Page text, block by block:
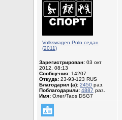
Volkswagen Polo седан
(2011)
Зарегистрирован: 03 окт
2012, 08:13
Сообщения: 14207
Откуда: 23-93-123 RUS
Благодарил (а): 2450 раз.
Поблагодарили: 4887 раз.
Имя: Олег/Taos DSG7